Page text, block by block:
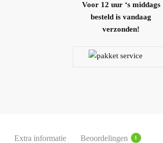
Voor 12 uur ‘s middags
besteld is vandaag
verzonden!
Extra informatie Beoordelingen 1